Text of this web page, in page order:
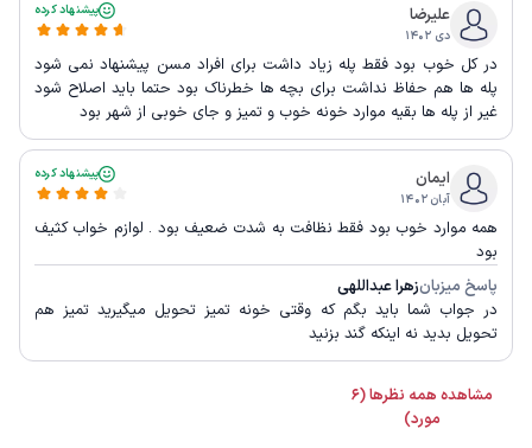
علیرضا
دی ۱۴۰۲
پیشنهاد کرده
در کل خوب بود فقط پله زیاد داشت برای افراد مسن پیشنهاد نمی شود
پله ها هم حفاظ نداشت برای بچه ها خطرناک بود حتما باید اصلاح شود
غیر از پله ها بقیه موارد خونه خوب و تمیز و جای خوبی از شهر بود
ایمان
آبان ۱۴۰۲
پیشنهاد کرده
همه موارد خوب بود فقط نظافت به شدت ضعیف بود . لوازم خواب کثیف
بود
پاسخ میزبانزهرا عبداللهی
در جواب شما باید بگم که وقتی خونه تمیز تحویل میگیرید تمیز هم
تحویل بدید نه اینکه گند بزنید
مشاهده همه نظرها (6
مورد)